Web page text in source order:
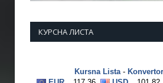
КУРСНА ЛИСТА